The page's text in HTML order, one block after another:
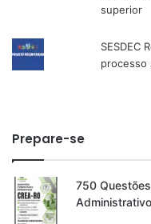
superior
SESDEC
processo
Prepare-se
750
Administrativo